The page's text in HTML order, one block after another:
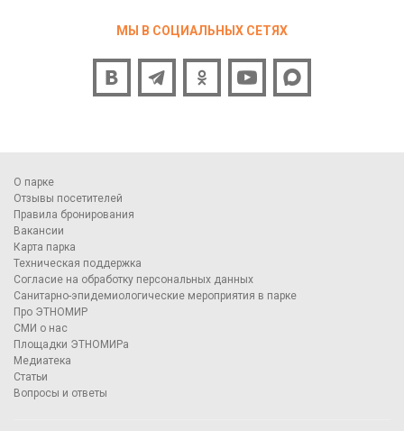
МЫ В СОЦИАЛЬНЫХ СЕТЯХ
О парке
Отзывы посетителей
Правила бронирования
Вакансии
Карта парка
Техническая поддержка
Согласие на обработку персональных данных
Санитарно-эпидемиологические мероприятия в парке
Про ЭТНОМИР
СМИ о нас
Площадки ЭТНОМИРа
Медиатека
Статьи
Вопросы и ответы